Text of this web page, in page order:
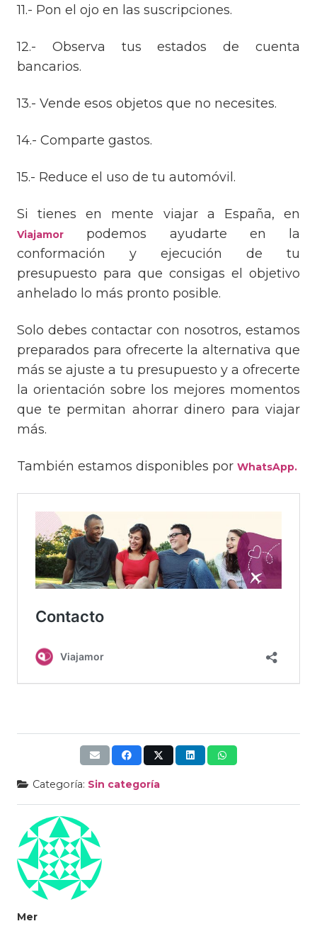
11.- Pon el ojo en las suscripciones.
12.- Observa tus estados de cuenta
bancarios.
13.- Vende esos objetos que no necesites.
14.- Comparte gastos.
15.- Reduce el uso de tu automóvil.
Si tienes en mente viajar a España, en
Viajamor
podemos ayudarte en la
conformación y ejecución de tu
presupuesto para que consigas el objetivo
anhelado lo más pronto posible.
Solo debes contactar con nosotros, estamos
preparados para ofrecerte la alternativa que
más se ajuste a tu presupuesto y a ofrecerte
la orientación sobre los mejores momentos
que te permitan ahorrar dinero para viajar
más.
También estamos disponibles por WhatsApp.
Categoría: Sin categoría
Mer